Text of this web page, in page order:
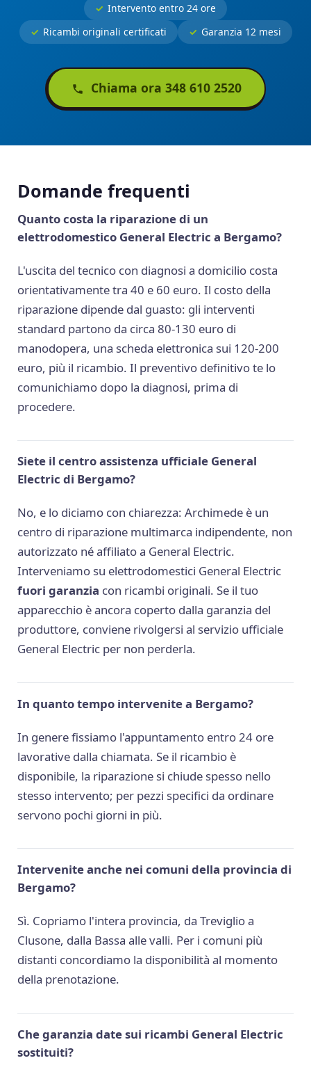
Intervento entro 24 ore
Ricambi originali certificati
Garanzia 12 mesi
Chiama ora 348 610 2520
Domande frequenti
Quanto costa la riparazione di un
elettrodomestico General Electric a Bergamo?
L'uscita del tecnico con diagnosi a domicilio costa
orientativamente tra 40 e 60 euro. Il costo della
riparazione dipende dal guasto: gli interventi
standard partono da circa 80-130 euro di
manodopera, una scheda elettronica sui 120-200
euro, più il ricambio. Il preventivo definitivo te lo
comunichiamo dopo la diagnosi, prima di
procedere.
Siete il centro assistenza ufficiale General
Electric di Bergamo?
No, e lo diciamo con chiarezza: Archimede è un
centro di riparazione multimarca indipendente, non
autorizzato né affiliato a General Electric.
Interveniamo su elettrodomestici General Electric
fuori garanzia con ricambi originali. Se il tuo
apparecchio è ancora coperto dalla garanzia del
produttore, conviene rivolgersi al servizio ufficiale
General Electric per non perderla.
In quanto tempo intervenite a Bergamo?
In genere fissiamo l'appuntamento entro 24 ore
lavorative dalla chiamata. Se il ricambio è
disponibile, la riparazione si chiude spesso nello
stesso intervento; per pezzi specifici da ordinare
servono pochi giorni in più.
Intervenite anche nei comuni della provincia di
Bergamo?
Sì. Copriamo l'intera provincia, da Treviglio a
Clusone, dalla Bassa alle valli. Per i comuni più
distanti concordiamo la disponibilità al momento
della prenotazione.
Che garanzia date sui ricambi General Electric
sostituiti?